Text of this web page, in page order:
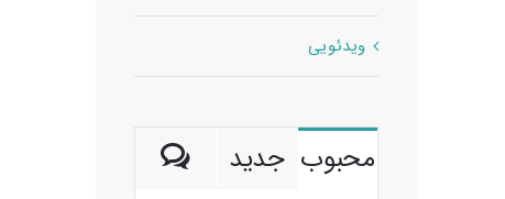
ویدئویی
محبوب جدید ديدگاه